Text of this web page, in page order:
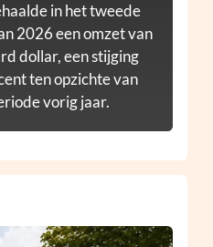
in het tweede
2026 een omzet van
dollar, een stijging
ten opzichte van
vorig jaar.